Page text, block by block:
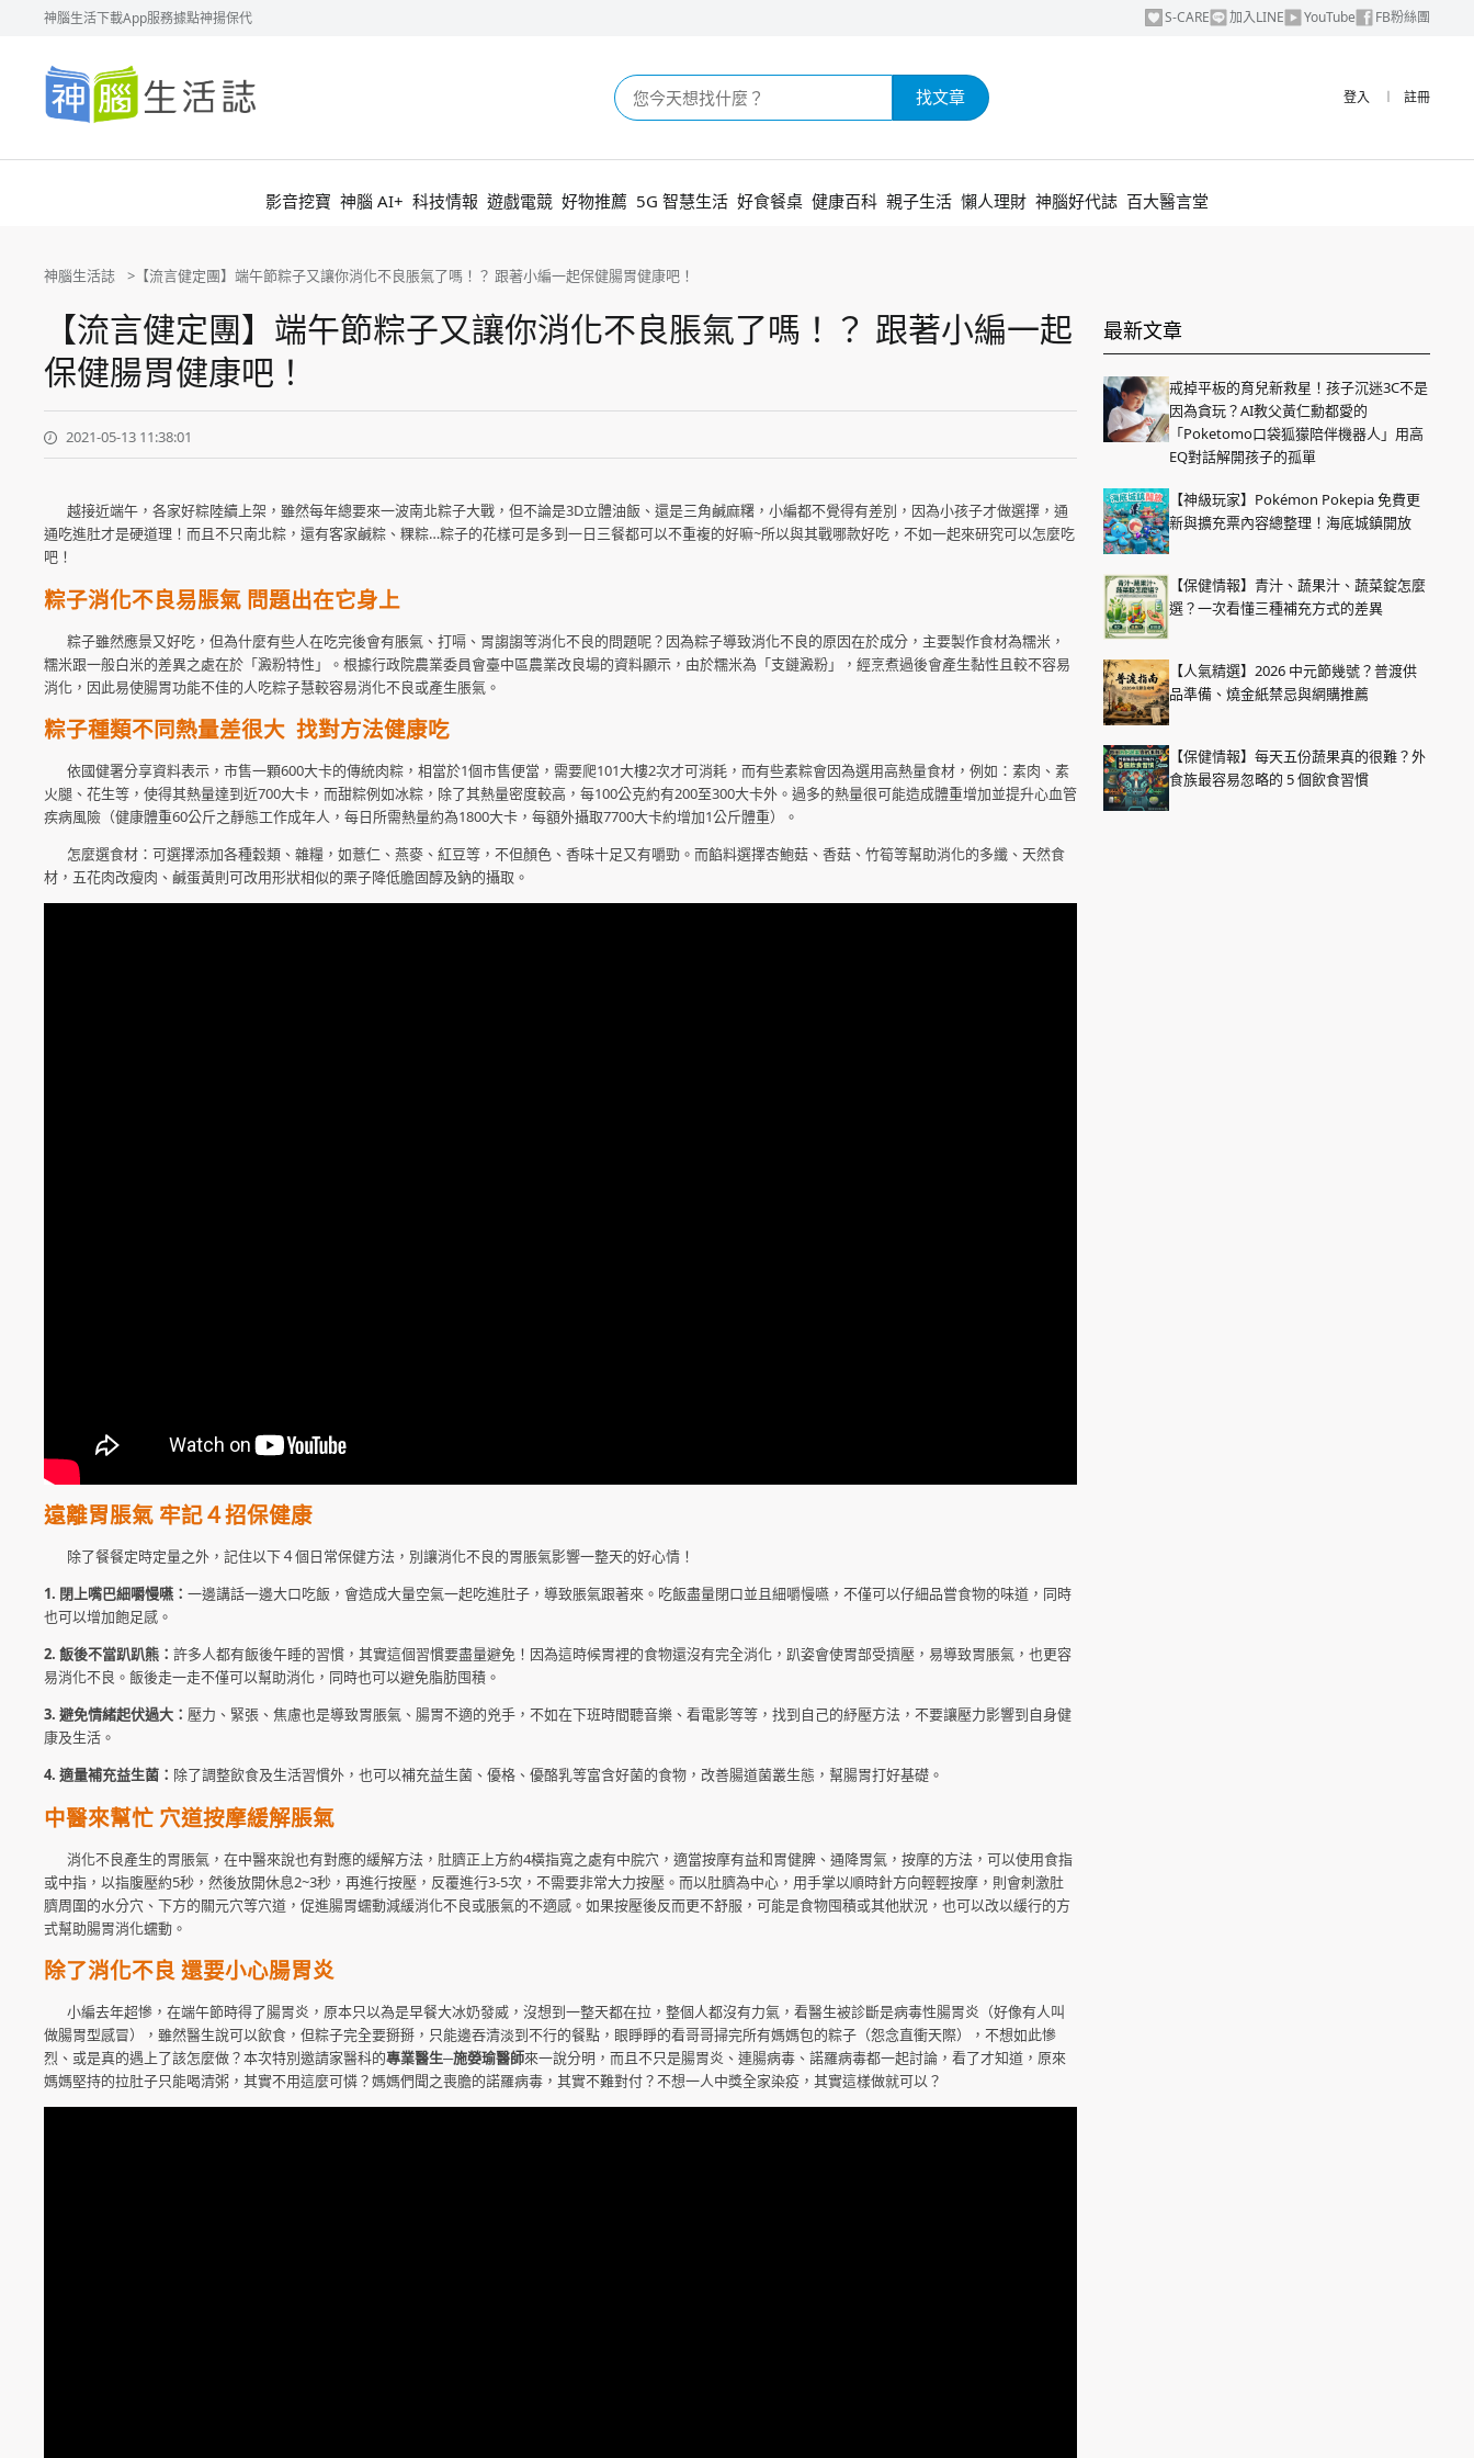
神腦生活下載App服務據點神揚保代 S-CARE 加入LINE YouTube FB粉絲團
神
腦
生
活
登入 ︱ 註冊
找文章
影音挖寶 神腦 AI+ 科技情報 遊戲電競 好物推薦 5G 智慧生活 好食餐桌 健康百科 親子生活 懶人理財 神腦好代誌 百大醫言堂
神腦生活誌 【流言健定團】端午節粽子又讓你消化不良脹氣了嗎！？ 跟著小編一起保健腸胃健康吧！
【流言健定團】端午節粽子又讓你消化不良脹氣了嗎！？ 跟著小編一起
保健腸胃健康吧！
2021-05-13 11:38:01
越接近端午，各家好粽陸續上架，雖然每年總要來一波南北粽子大戰，但不論是3D立體油飯、還是三角鹹麻糬，小編都不覺得有差別，因為小孩子才做選擇，通
通吃進肚才是硬道理！而且不只南北粽，還有客家鹹粽、粿粽…粽子的花樣可是多到一日三餐都可以不重複的好嘛~所以與其戰哪款好吃，不如一起來研究可以怎麼吃
吧！
粽子消化不良易脹氣 問題出在它身上
粽子雖然應景又好吃，但為什麼有些人在吃完後會有脹氣、打嗝、胃謅謅等消化不良的問題呢？因為粽子導致消化不良的原因在於成分，主要製作食材為糯米，
糯米跟一般白米的差異之處在於「澱粉特性」。根據行政院農業委員會臺中區農業改良場的資料顯示，由於糯米為「支鏈澱粉」，經烹煮過後會產生黏性且較不容易
消化，因此易使腸胃功能不佳的人吃粽子慧較容易消化不良或產生脹氣。
粽子種類不同熱量差很大 找對方法健康吃
依國健署分享資料表示，市售一顆600大卡的傳統肉粽，相當於1個市售便當，需要爬101大樓2次才可消耗，而有些素粽會因為選用高熱量食材，例如：素肉、素
火腿、花生等，使得其熱量達到近700大卡，而甜粽例如冰粽，除了其熱量密度較高，每100公克約有200至300大卡外。過多的熱量很可能造成體重增加並提升心血管
疾病風險（健康體重60公斤之靜態工作成年人，每日所需熱量約為1800大卡，每額外攝取7700大卡約增加1公斤體重）。
怎麼選食材：可選擇添加各種穀類、雜糧，如薏仁、燕麥、紅豆等，不但顏色、香味十足又有嚼勁。而餡料選擇杏鮑菇、香菇、竹筍等幫助消化的多纖、天然食
材，五花肉改瘦肉、鹹蛋黃則可改用形狀相似的栗子降低膽固醇及鈉的攝取。
遠離胃脹氣 牢記４招保健康
除了餐餐定時定量之外，記住以下４個日常保健方法，別讓消化不良的胃脹氣影響一整天的好心情！
1. 閉上嘴巴細嚼慢嚥： 一​邊講話一邊大口吃飯，會造成大量空氣一起吃進肚子，導致脹氣跟著來。吃飯盡量閉口並且細嚼慢嚥，不僅可以仔細品嘗食物的味道，同時
也可以增加飽足感。
2. 飯後不當趴趴熊： 許多人都有飯後午睡的習慣，其實這個習慣要盡量避免！因為這時候胃裡的食物還沒有完全消化，趴姿會使胃部受擠壓，易導致胃脹氣，也更容
易消化不良。飯後走一走不僅可以幫助消化，同時也可以避免脂肪囤積。
3. 避免情緒起伏過大： 壓力、緊張、焦慮也是導致胃脹氣、腸胃不適的兇手，不如在下班時間聽音樂、看電影等等，找到自己的紓壓方法，不要讓壓力影響到自身健
康及生活。
4. 適量補充益生菌： 除了調整飲食及生活習慣外，也可以補充益生菌、優格、優酪乳等富含好菌的食物，改善腸道菌叢生態，幫腸胃打好基礎。
中醫來幫忙 穴道按摩緩解脹氣
消化不良產生的胃脹氣，在中醫來說也有對應的緩解方法，肚臍正上方約4橫指寬之處有中脘穴，適當按摩有益和胃健脾、通降胃氣，按摩的方法，可以使用食指
或中指，以指腹壓約5秒，然後放開休息2~3秒，再進行按壓，反覆進行3-5次，不需要非常大力按壓。而以肚臍為中心，用手掌以順時針方向輕輕按摩，則會刺激肚
臍周圍的水分穴、下方的關元穴等穴道，促進腸胃蠕動減緩消化不良或脹氣的不適感。如果按壓後反而更不舒服，可能是食物囤積或其他狀況，也可以改以緩行的方
式幫助腸胃消化蠕動。
除了消化不良 還要小心腸胃炎
小編去年超慘，在端午節時得了腸胃炎，原本只以為是早餐大冰奶發威，沒想到一整天都在拉，整個人都沒有力氣，看醫生被診斷是病毒性腸胃炎（好像有人叫
做腸胃型感冒），雖然醫生說可以飲食，但粽子完全要掰掰，只能邊吞清淡到不行的餐點，眼睜睜的看哥哥掃完所有媽媽包的粽子（怨念直衝天際），不想如此慘
烈、或是真的遇上了該怎麼做？本次特別邀請家醫科的專業醫生─施嫈瑜醫師來一說分明，而且不只是腸胃炎、連腸病毒、諾羅病毒都一起討論，看了才知道，原來
媽媽堅持的拉肚子只能喝清粥，其實不用這麼可憐？媽媽們聞之喪膽的諾羅病毒，其實不難對付？不想一人中獎全家染疫，其實這樣做就可以？
最新文章
戒掉平板的育兒新救星！孩子沉迷3C不是
因為貪玩？AI教父黃仁勳都愛的
「Poketomo口袋狐獴陪伴機器人」用高
EQ對話解開孩子的孤單
【神級玩家】Pokémon Pokepia 免費更
新與擴充票內容總整理！海底城鎮開放
【保健情報】青汁、蔬果汁、蔬菜錠怎麼
選？一次看懂三種補充方式的差異
【人氣精選】2026 中元節幾號？普渡供
品準備、燒金紙禁忌與網購推薦
【保健情報】每天五份蔬果真的很難？外
食族最容易忽略的 5 個飲食習慣